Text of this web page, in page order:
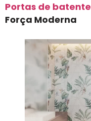
Portas de batente
Força Moderna